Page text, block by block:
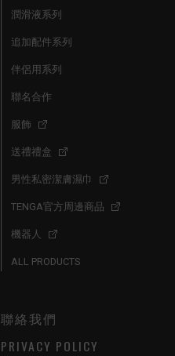
潤滑液系列
追加配件系列
伴侶用系列
聯名合作
服飾
送禮禮盒
男性私密潔膚濕巾
TENGA官方周邊商品
機器人
ALL PRODUCTS
聯絡我們
PRIVACY POLICY